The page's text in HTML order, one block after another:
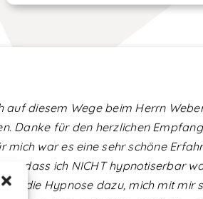
auf diesem Wege beim Herrn
Danke für den herzlichen
mich war es eine sehr schöne
dass ich NICHT hypnotiserbar
die Hypnose dazu, mich mit mir